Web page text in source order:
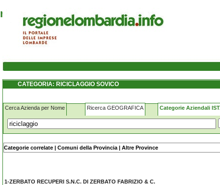
riciclaggio sovico
CATEGORIA: RICICLAGGIO SOVICO
Cerca Azienda per Nome Ricerca GEOGRAFICA Categorie Aziendali
Nome - Ragione sociale:
Categorie correlate | Comuni della Provincia | Altre Province
1-ZERBATO RECUPERI S.N.C. DI ZERBATO FABRIZIO & C.